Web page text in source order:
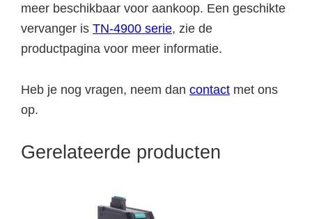
meer beschikbaar voor aankoop. Een geschikte
vervanger is TN-4900 serie, zie de
productpagina voor meer informatie.
Heb je nog vragen, neem dan contact met ons
op.
Gerelateerde producten